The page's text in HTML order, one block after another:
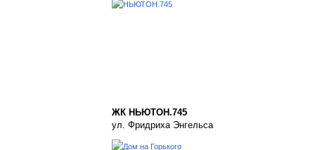
ЖК НЬЮТОН.745
ул. Фридриха Энгельса